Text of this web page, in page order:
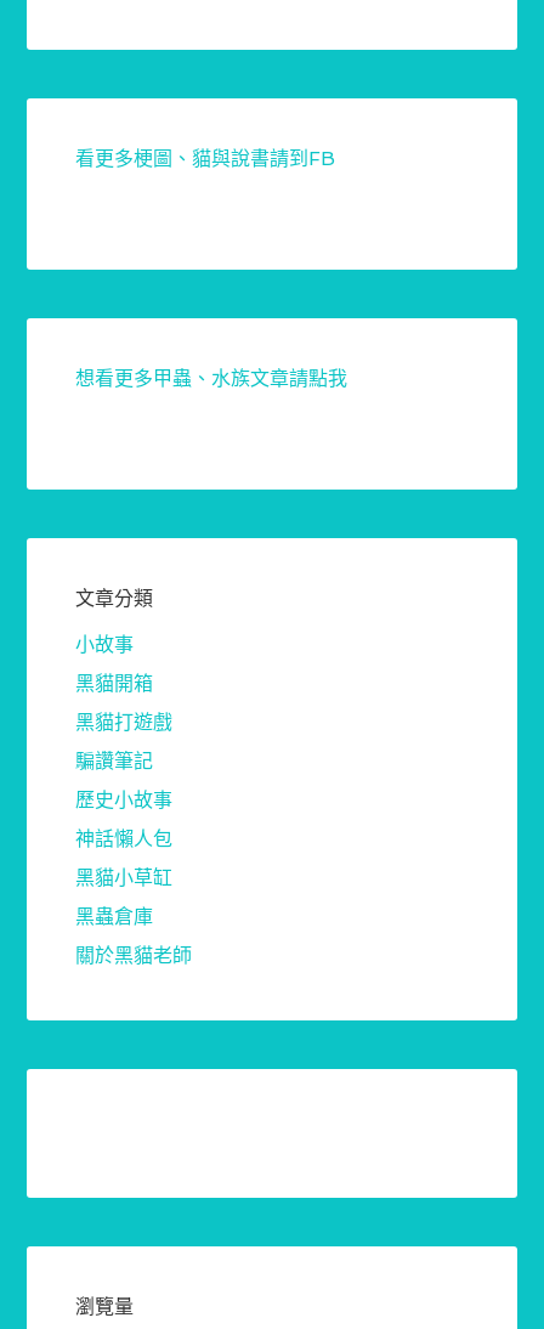
看更多梗圖、貓與說書請到FB
想看更多甲蟲、水族文章請點我
文章分類
小故事
黑貓開箱
黑貓打遊戲
騙讚筆記
歷史小故事
神話懶人包
黑貓小草缸
黑蟲倉庫
關於黑貓老師
瀏覽量